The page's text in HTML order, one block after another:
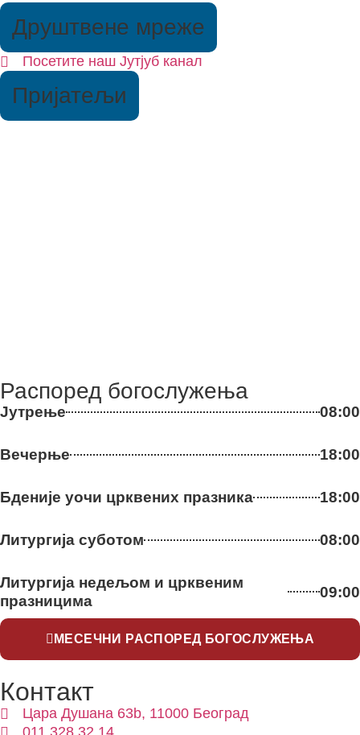
Друштвене мреже
Посетите наш Јутјуб канал
Пријатељи
Распоред богослужења
Јутрење 08:00
Вечерње 18:00
Бденије уочи црквених празника 18:00
Литургија суботом 08:00
Литургија недељом и црквеним
празницима
09:00
МЕСЕЧНИ РАСПОРЕД БОГОСЛУЖЕЊА
Контакт
Цара Душана 63b, 11000 Београд
011 328 32 14